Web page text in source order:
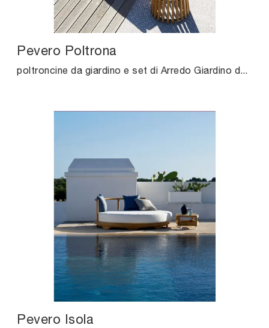
Pevero Poltrona
poltroncine da giardino e set di Arredo Giardino delle migliori marche: ottieni informazioni sul modello Pevero Poltrona di Unopiu, clicca subito!
Pevero Isola